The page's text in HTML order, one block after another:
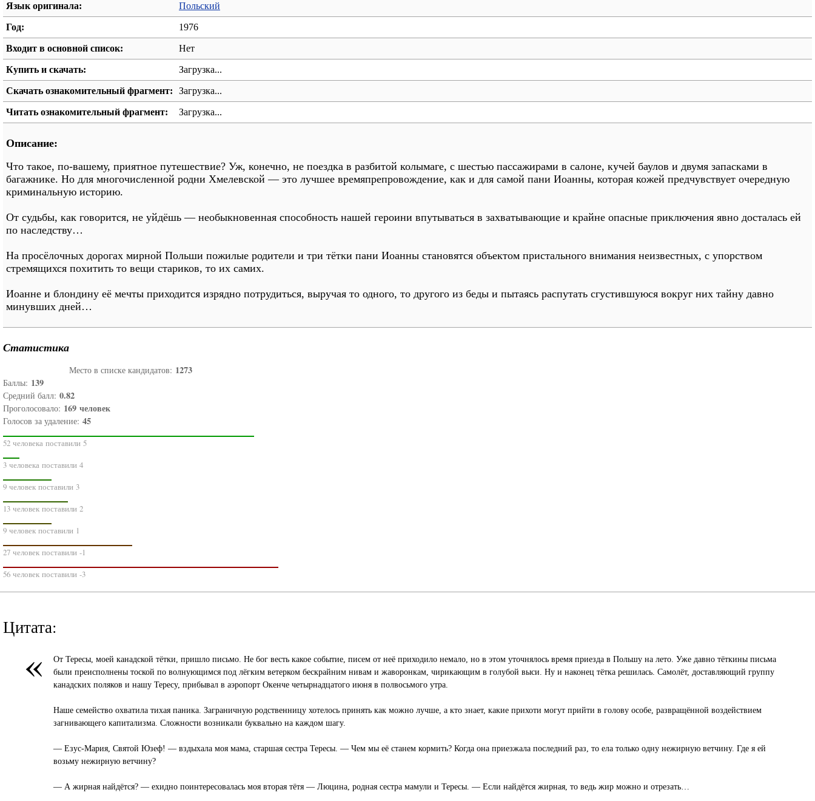
Язык оригинала: Польский
Год: 1976
Входит в основной список: Нет
Купить и скачать: Загрузка...
Скачать ознакомительный фрагмент: Загрузка...
Читать ознакомительный фрагмент: Загрузка...
Описание:
Что такое, по-вашему, приятное путешествие? Уж, конечно, не поездка в разбитой колымаге, с шестью пассажирами в салоне, кучей баулов и двумя запасками в
багажнике. Но для многочисленной родни Хмелевской — это лучшее времяпрепровождение, как и для самой пани Иоанны, которая кожей предчувствует очередную
криминальную историю.
От судьбы, как говорится, не уйдёшь — необыкновенная способность нашей героини впутываться в захватывающие и крайне опасные приключения явно досталась ей
по наследству…
На просёлочных дорогах мирной Польши пожилые родители и три тётки пани Иоанны становятся объектом пристального внимания неизвестных, с упорством
стремящихся похитить то вещи стариков, то их самих.
Иоанне и блондину её мечты приходится изрядно потрудиться, выручая то одного, то другого из беды и пытаясь распутать сгустившуюся вокруг них тайну давно
минувших дней…
Статистика
Место в списке кандидатов: 1273
Баллы: 139
Средний балл: 0.82
Проголосовало: 169 человек
Голосов за удаление: 45
52 человека поставили 5
3 человека поставили 4
9 человек поставили 3
13 человек поставили 2
9 человек поставили 1
27 человек поставили -1
56 человек поставили -3
Цитата:
«
От Тересы, моей канадской тётки, пришло письмо. Не бог весть какое событие, писем от неё приходило немало, но в этом уточнялось время приезда в Польшу на лето. Уже давно тёткины письма
были преисполнены тоской по волнующимся под лёгким ветерком бескрайним нивам и жаворонкам, чирикающим в голубой выси. Ну и наконец тётка решилась. Самолёт, доставляющий группу
канадских поляков и нашу Тересу, прибывал в аэропорт Окенче четырнадцатого июня в полвосьмого утра.
Наше семейство охватила тихая паника. Заграничную родственницу хотелось принять как можно лучше, а кто знает, какие прихоти могут прийти в голову особе, развращённой воздействием
загнивающего капитализма. Сложности возникали буквально на каждом шагу.
— Езус-Мария, Святой Юзеф! — вздыхала моя мама, старшая сестра Тересы. — Чем мы её станем кормить? Когда она приезжала последний раз, то ела только одну нежирную ветчину. Где я ей
возьму нежирную ветчину?
— А жирная найдётся? — ехидно поинтересовалась моя вторая тётя — Люцина, родная сестра мамули и Тересы. — Если найдётся жирная, то ведь жир можно и отрезать…